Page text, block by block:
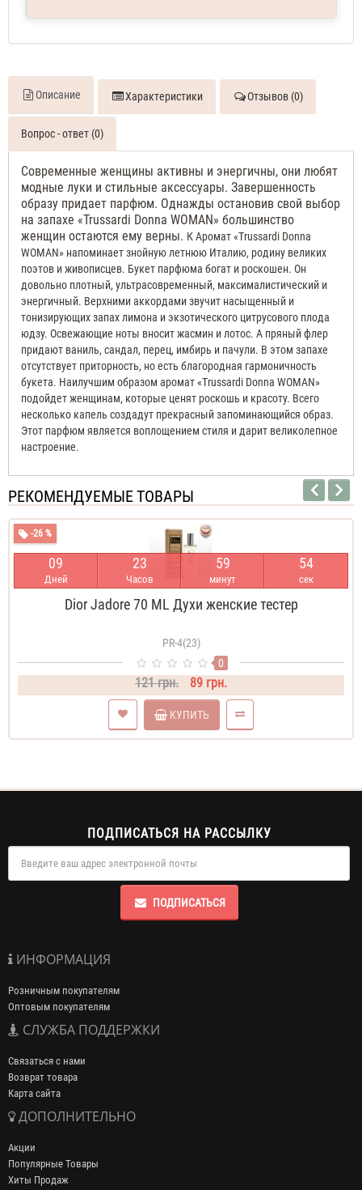
Описание Характеристики Отзывов (0)
Вопрос - ответ (0)
Современные женщины активны и энергичны, они любят
модные луки и стильные аксессуары. Завершенность
образу придает парфюм. Однажды остановив свой выбор
на запахе «Trussardi Donna WOMAN» большинство
женщин остаются ему верны. К Аромат «Trussardi Donna
WOMAN» напоминает знойную летнюю Италию, родину великих
поэтов и живописцев. Букет парфюма богат и роскошен. Он
довольно плотный, ультрасовременный, максималистический и
энергичный. Верхними аккордами звучит насыщенный и
тонизирующих запах лимона и экзотического цитрусового плода
юдзу. Освежающие ноты вносит жасмин и лотос. А пряный флер
придают ваниль, сандал, перец, имбирь и пачули. В этом запахе
отсутствует приторность, но есть благородная гармоничность
букета. Наилучшим образом аромат «Trussardi Donna WOMAN»
подойдет женщинам, которые ценят роскошь и красоту. Всего
несколько капель создадут прекрасный запоминающийся образ.
Этот парфюм является воплощением стиля и дарит великолепное
настроение.
РЕКОМЕНДУЕМЫЕ ТОВАРЫ
-26 %
09
Дней
23
Часов
59
минут
54
сек
Dior Jadore 70 ML Духи женские тестер
PR-4(23)
0
121 грн. 89 грн.
КУПИТЬ
ПОДПИСАТЬСЯ НА РАССЫЛКУ
ПОДПИСАТЬСЯ
ИНФОРМАЦИЯ
Розничным покупателям
Оптовым покупателям
СЛУЖБА ПОДДЕРЖКИ
Связаться с нами
Возврат товара
Карта сайта
ДОПОЛНИТЕЛЬНО
Акции
Популярные Товары
Хиты Продаж